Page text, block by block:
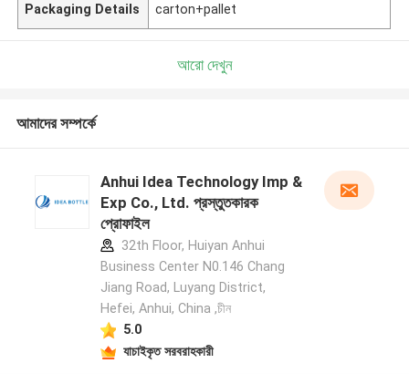
Packaging Details carton+pallet
আরো দেখুন
আমাদের সম্পর্কে
Anhui Idea Technology Imp &
Exp Co., Ltd. প্রস্তুতকারক
প্রোফাইল
32th Floor, Huiyan Anhui
Business Center N0.146 Chang
Jiang Road, Luyang District,
Hefei, Anhui, China ,চীন
5.0
যাচাইকৃত সরবরাহকারী